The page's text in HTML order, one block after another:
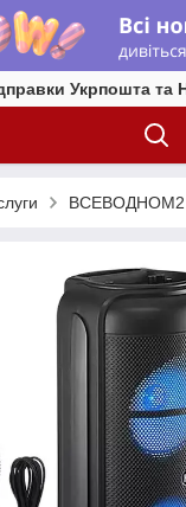
Укрпошта та
ВСЕВОДНОМ2